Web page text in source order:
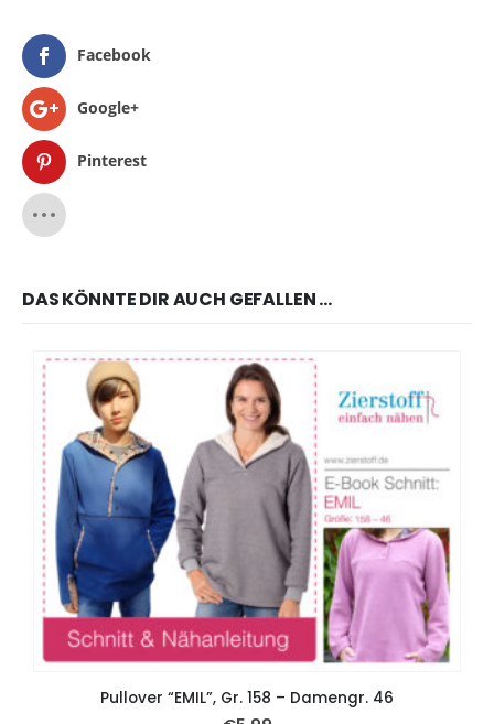
Facebook
Google+
Pinterest
DAS KÖNNTE DIR AUCH GEFALLEN …
Pullover “EMIL”, Gr. 158 – Damengr. 46